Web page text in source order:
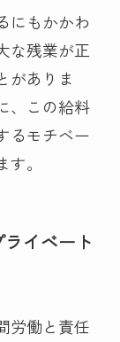
にもかかわ
な残業が正
がありま
、この給料
るモチベー
。
イベート
労働と責任